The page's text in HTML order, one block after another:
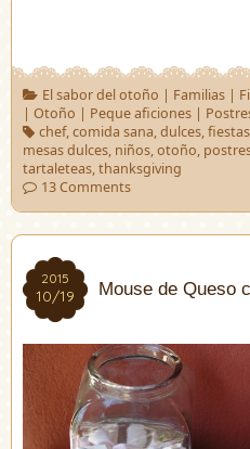
El sabor del otoño | Familias|
| Otoño | Peque aficiones |
chef,comida sana,dulces,fiestas
mesas dulces, niños,otoño,
tartaleteas,thanksgiving
13 Comments
2015
10/19
2015
10/19 Mouse de Queso